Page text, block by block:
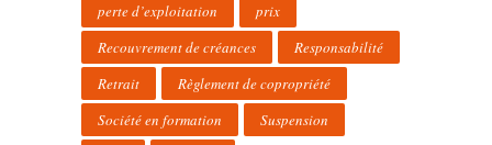
perte d’exploitation
prix
Recouvrement de créances
Responsabilité
Retrait
Règlement de copropriété
Société en formation
Suspension